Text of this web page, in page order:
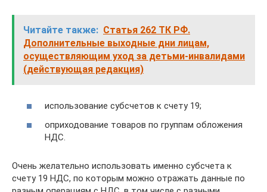
Читайте также: Статья 262 ТК РФ.
Дополнительные выходные дни лицам,
осуществляющим уход за детьми-инвалидами
(действующая редакция)
использование субсчетов к счету 19;
оприходование товаров по группам обложения
НДС.
Очень желательно использовать именно субсчета к
счету 19 НДС, по которым можно отражать данные по